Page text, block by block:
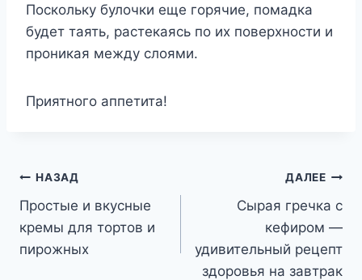
Поскольку булочки еще горячие, помадка
будет таять, растекаясь по их поверхности и
проникая между слоями.
Приятного аппетита!
Навигация
по
записям
НАЗАД
Простые и вкусные
кремы для тортов и
пирожных
ДАЛЕЕ
Сырая гречка с
кефиром —
удивительный рецепт
здоровья на завтрак